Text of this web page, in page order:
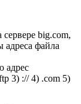
big.com,
адреса файла
адрес
3) :// 4) .com 5)